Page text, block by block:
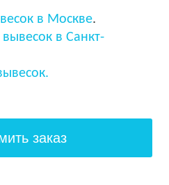
в Москве.
в Санкт-
заказ